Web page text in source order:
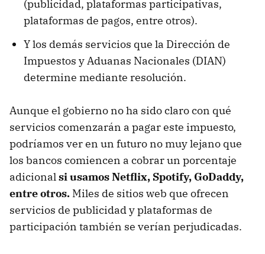
(publicidad, plataformas participativas,
plataformas de pagos, entre otros).
Y los demás servicios que la Dirección de
Impuestos y Aduanas Nacionales (DIAN)
determine mediante resolución.
Aunque el gobierno no ha sido claro con qué
servicios comenzarán a pagar este impuesto,
podríamos ver en un futuro no muy lejano que
los bancos comiencen a cobrar un porcentaje
adicionalsi usamos Netflix, Spotify, GoDaddy,
entre otros. Miles de sitios web que ofrecen
servicios de publicidad y plataformas de
participación también se verían perjudicadas.